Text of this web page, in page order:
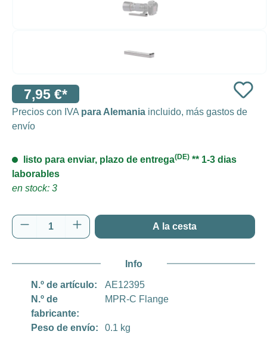
7,95 €*
Precios con IVA para Alemania incluido, más gastos de
envío
listo para enviar, plazo de entrega(DE) ** 1-3 dias
laborables
en stock: 3
Cantidad del producto: introduce la
A la cesta
Info
N.º de artículo:
AE12395
N.º de
fabricante:
MPR-C Flange
Peso de envío: 0.1 kg